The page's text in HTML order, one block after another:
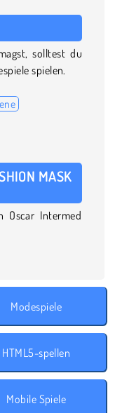
solltest du
spielen.
MASK
Oscar Intermed
Modespiele
HTML5-spellen
Mobile Spiele